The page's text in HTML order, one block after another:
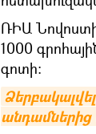
ՌԻԱ
1000
գոտի։
անդամներից